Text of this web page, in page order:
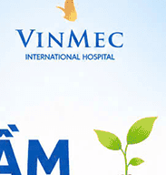
lượng nồng độ
phục hồi. Em cho bé
viện/phòng khám thuộc
và chia sẻ lo lắng
- Trưởng Khoa Ngoại